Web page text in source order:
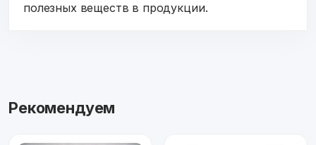
полезных веществ в продукции.
Рекомендуем